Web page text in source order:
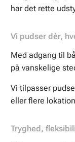
har det rette
Vi pudser dér,
Med adgang til
på vanskelige
Vi tilpasser
eller flere
Tryghed,